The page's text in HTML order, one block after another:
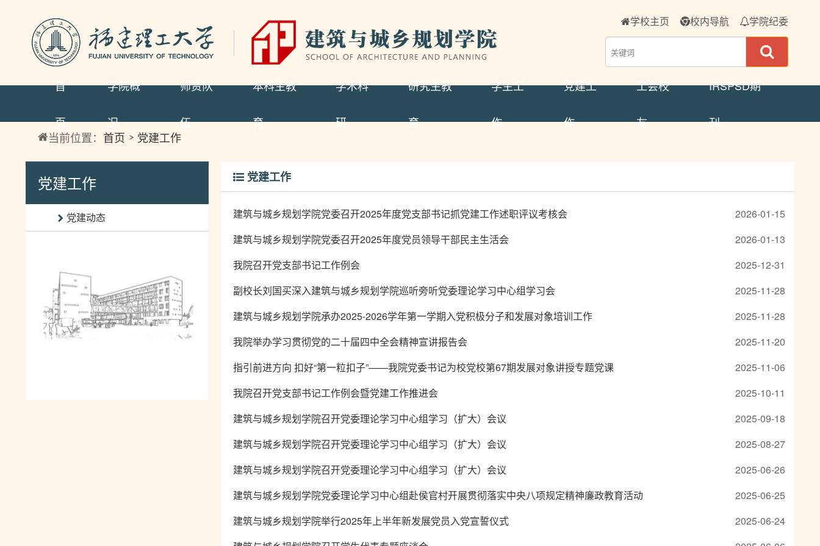
学校主页 校内导航 学院纪委
首
页
学院概
况
师资队
伍
本科生教
育
学术科
研
研究生教
育
学生工
作
党建工
作
工会校
友
IRSPSD期
刊
当前位置： 首页 党建工作
党建工作
党建动态
党建工作
建筑与城乡规划学院党委召开2025年度党支部书记抓党建工作述职评议考核会
2026-01-15
建筑与城乡规划学院党委召开2025年度党员领导干部民主生活会
2026-01-13
我院召开党支部书记工作例会
2025-12-31
副校长刘国买深入建筑与城乡规划学院巡听旁听党委理论学习中心组学习会
2025-11-28
建筑与城乡规划学院承办2025-2026学年第一学期入党积极分子和发展对象培训工作
2025-11-28
我院举办学习贯彻党的二十届四中全会精神宣讲报告会
2025-11-20
指引前进方向 扣好“第一粒扣子”——我院党委书记为校党校第67期发展对象讲授专题党课
2025-11-06
我院召开党支部书记工作例会暨党建工作推进会
2025-10-11
建筑与城乡规划学院召开党委理论学习中心组学习（扩大）会议
2025-09-18
建筑与城乡规划学院召开党委理论学习中心组学习（扩大）会议
2025-08-27
建筑与城乡规划学院召开党委理论学习中心组学习（扩大）会议
2025-06-26
建筑与城乡规划学院党委理论学习中心组赴侯官村开展贯彻落实中央八项规定精神廉政教育活动
2025-06-25
建筑与城乡规划学院举行2025年上半年新发展党员入党宣誓仪式
2025-06-24